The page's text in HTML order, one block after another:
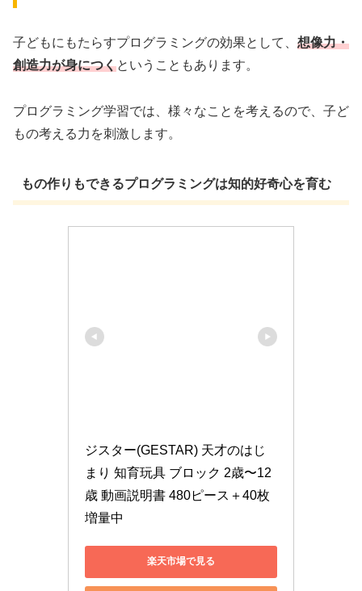
子どもにもたらすプログラミングの効果として、 想像力・
創造力が身につくということもあります。
プログラミング学習では、様々なことを考えるので、子ど
もの考える力を刺激します。
もの作りもできるプログラミングは知的好奇心を育む
ジスター(GESTAR) 天才のはじ
まり 知育玩具 ブロック 2歳〜12
歳 動画説明書 480ピース＋40枚
増量中
楽天市場で見る